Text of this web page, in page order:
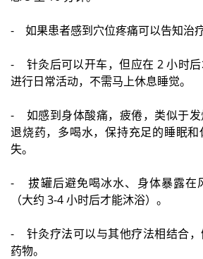
- 如果患者感到穴位疼痛可以告知治
- 针灸后可以开车，但应在 2 小时后
进行日常活动，不需马上休息睡觉。
- 如感到身体酸痛，疲倦，类似于发
退烧药，多喝水，保持充足的睡眠
失。
- 拔罐后避免喝冰水、身体暴露在
（大约 3-4 小时后才能沐浴）。
- 针灸疗法可以与其他疗法相结合，
药物。